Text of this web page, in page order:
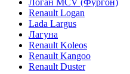
Логан МСV (Фургон)
Renault Logan
Lada Largus
Лагуна
Renault Koleos
Renault Kangoo
Renault Duster